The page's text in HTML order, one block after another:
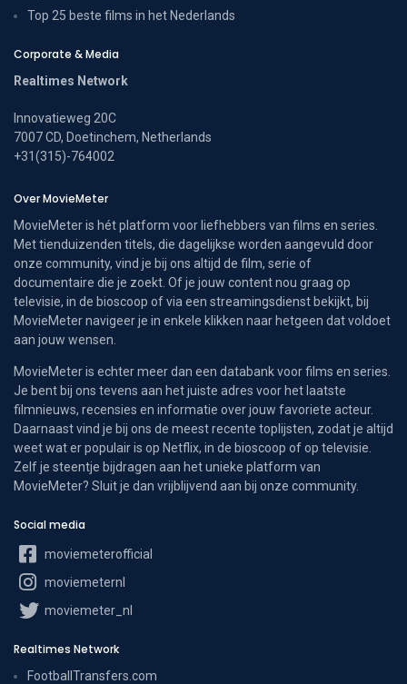
Top 25 beste films in het Nederlands
Corporate & Media
Realtimes Network
Innovatieweg 20C
7007 CD, Doetinchem, Netherlands
+31(315)-764002
Over MovieMeter
MovieMeter is hét platform voor liefhebbers van films en series.
Met tienduizenden titels, die dagelijkse worden aangevuld door
onze community, vind je bij ons altijd de film, serie of
documentaire die je zoekt. Of je jouw content nou graag op
televisie, in de bioscoop of via een streamingsdienst bekijkt, bij
MovieMeter navigeer je in enkele klikken naar hetgeen dat voldoet
aan jouw wensen.
MovieMeter is echter meer dan een databank voor films en series.
Je bent bij ons tevens aan het juiste adres voor het laatste
filmnieuws, recensies en informatie over jouw favoriete acteur.
Daarnaast vind je bij ons de meest recente toplijsten, zodat je altijd
weet wat er populair is op Netflix, in de bioscoop of op televisie.
Zelf je steentje bijdragen aan het unieke platform van
MovieMeter? Sluit je dan vrijblijvend aan bij onze community.
Social media
moviemeterofficial
moviemeternl
moviemeter_nl
Realtimes Network
FootballTransfers.com